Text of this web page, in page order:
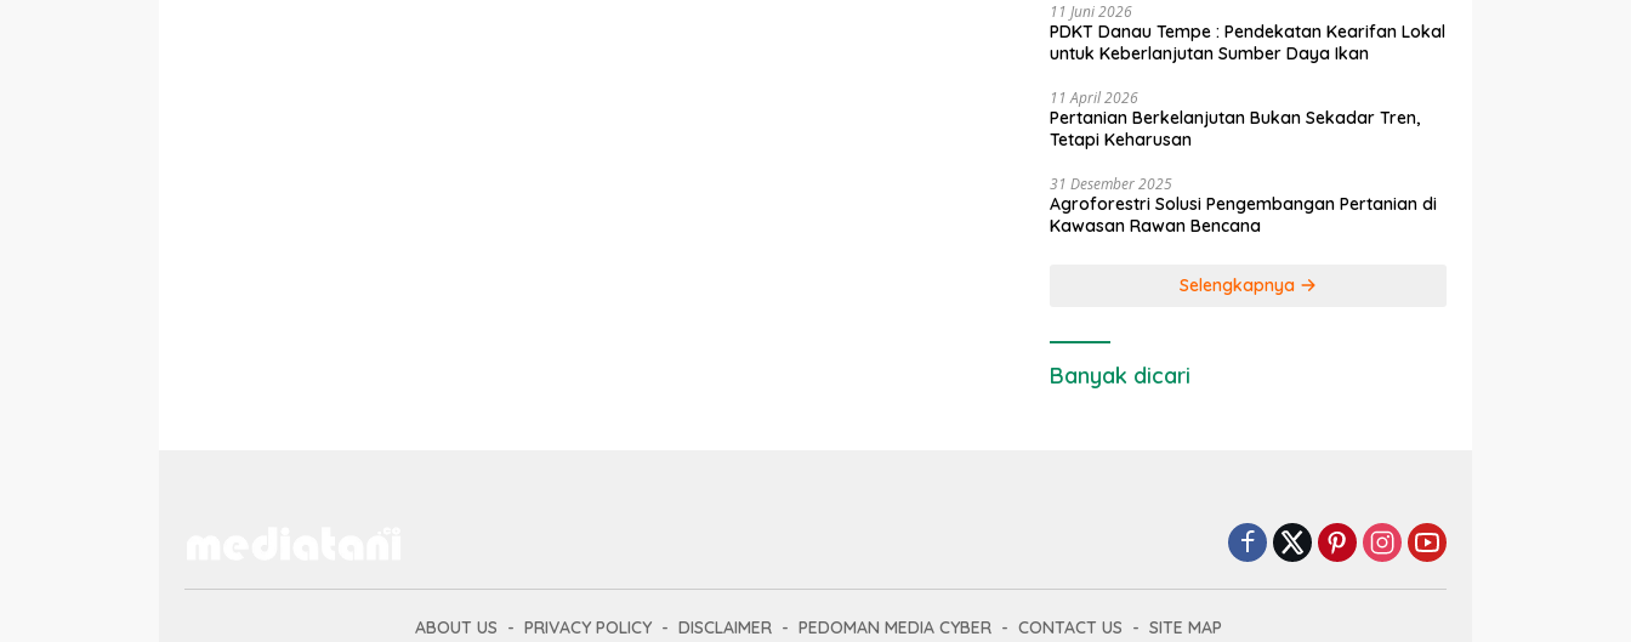
11 Juni 2026
PDKT Danau Tempe : Pendekatan Kearifan Lokal
untuk Keberlanjutan Sumber Daya Ikan
11 April 2026
Pertanian Berkelanjutan Bukan Sekadar Tren,
Tetapi Keharusan
31 Desember 2025
Agroforestri Solusi Pengembangan Pertanian di
Kawasan Rawan Bencana
Selengkapnya
Banyak dicari
ABOUT US PRIVACY POLICY DISCLAIMER PEDOMAN MEDIA CYBER CONTACT US SITE MAP